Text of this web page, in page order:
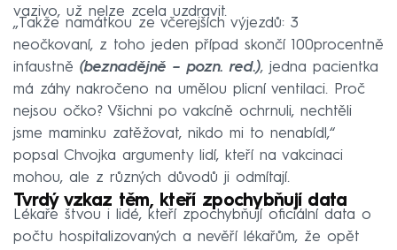
vazivo, už nelze zcela uzdravit.
„Takže namátkou ze včerejších výjezdů: 3
neočkovaní, z toho jeden případ skončí 100procentně
infaustně (beznadějně – pozn. red.), jedna pacientka
má záhy nakročeno na umělou plicní ventilaci. Proč
nejsou očko? Všichni po vakcíně ochrnuli, nechtěli
jsme maminku zatěžovat, nikdo mi to nenabídl,“
popsal Chvojka argumenty lidí, kteří na vakcinaci
mohou, ale z různých důvodů ji odmítají.
Tvrdý vzkaz těm, kteří zpochybňují data
Lékaře štvou i lidé, kteří zpochybňují oficiální data o
počtu hospitalizovaných a nevěří lékařům, že opět